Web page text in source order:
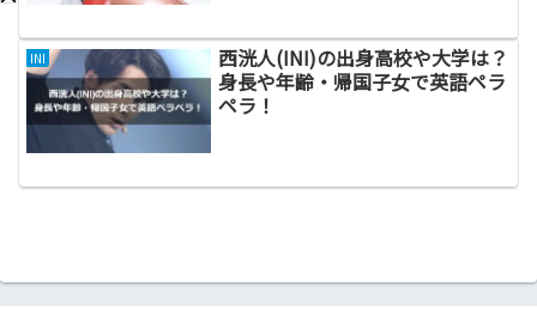
INI
西洸人(INI)の出身高校や大学は？
身長や年齢・帰国子女で英語ペラ
ペラ！